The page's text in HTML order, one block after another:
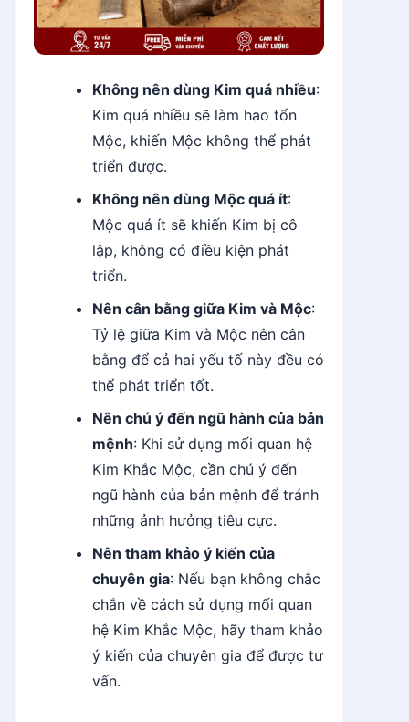
Không nên dùng Kim quá nhiều:
Kim quá nhiều sẽ làm hao tổn
Mộc, khiến Mộc không thể phát
triển được.
Không nên dùng Mộc quá ít:
Mộc quá ít sẽ khiến Kim bị cô
lập, không có điều kiện phát
triển.
Nên cân bằng giữa Kim và Mộc:
Tỷ lệ giữa Kim và Mộc nên cân
bằng để cả hai yếu tố này đều có
thể phát triển tốt.
Nên chú ý đến ngũ hành của bản
mệnh: Khi sử dụng mối quan hệ
Kim Khắc Mộc, cần chú ý đến
ngũ hành của bản mệnh để tránh
những ảnh hưởng tiêu cực.
Nên tham khảo ý kiến của
chuyên gia: Nếu bạn không chắc
chắn về cách sử dụng mối quan
hệ Kim Khắc Mộc, hãy tham khảo
ý kiến của chuyên gia để được tư
vấn.